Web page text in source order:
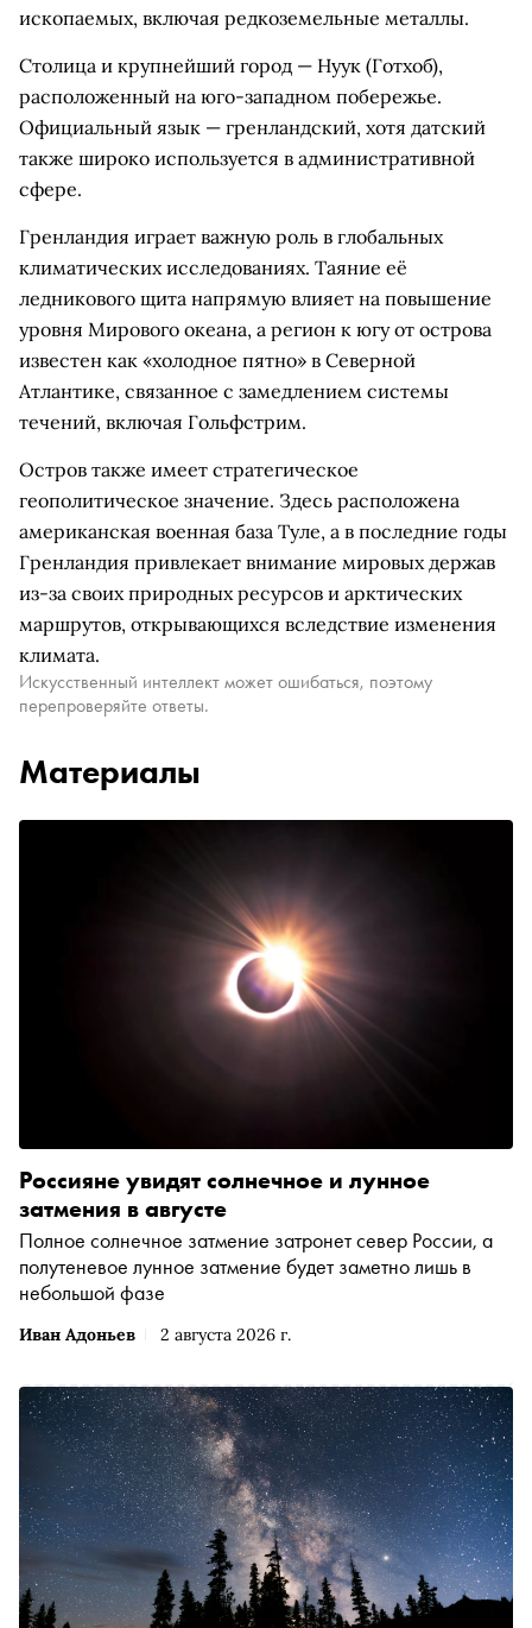
ископаемых, включая редкоземельные металлы.
Столица и крупнейший город — Нуук (Готхоб),
расположенный на юго-западном побережье.
Официальный язык — гренландский, хотя датский
также широко используется в административной
сфере.
Гренландия играет важную роль в глобальных
климатических исследованиях. Таяние её
ледникового щита напрямую влияет на повышение
уровня Мирового океана, а регион к югу от острова
известен как «холодное пятно» в Северной
Атлантике, связанное с замедлением системы
течений, включая Гольфстрим.
Остров также имеет стратегическое
геополитическое значение. Здесь расположена
американская военная база Туле, а в последние годы
Гренландия привлекает внимание мировых держав
из-за своих природных ресурсов и арктических
маршрутов, открывающихся вследствие изменения
климата.
Искусственный интеллект может ошибаться, поэтому
перепроверяйте ответы.
Материалы
Иван Адоньев 2 августа 2026 г.
Россияне увидят солнечное и лунное
затмения в августе
Полное солнечное затмение затронет север России, а
полутеневое лунное затмение будет заметно лишь в
небольшой фазе